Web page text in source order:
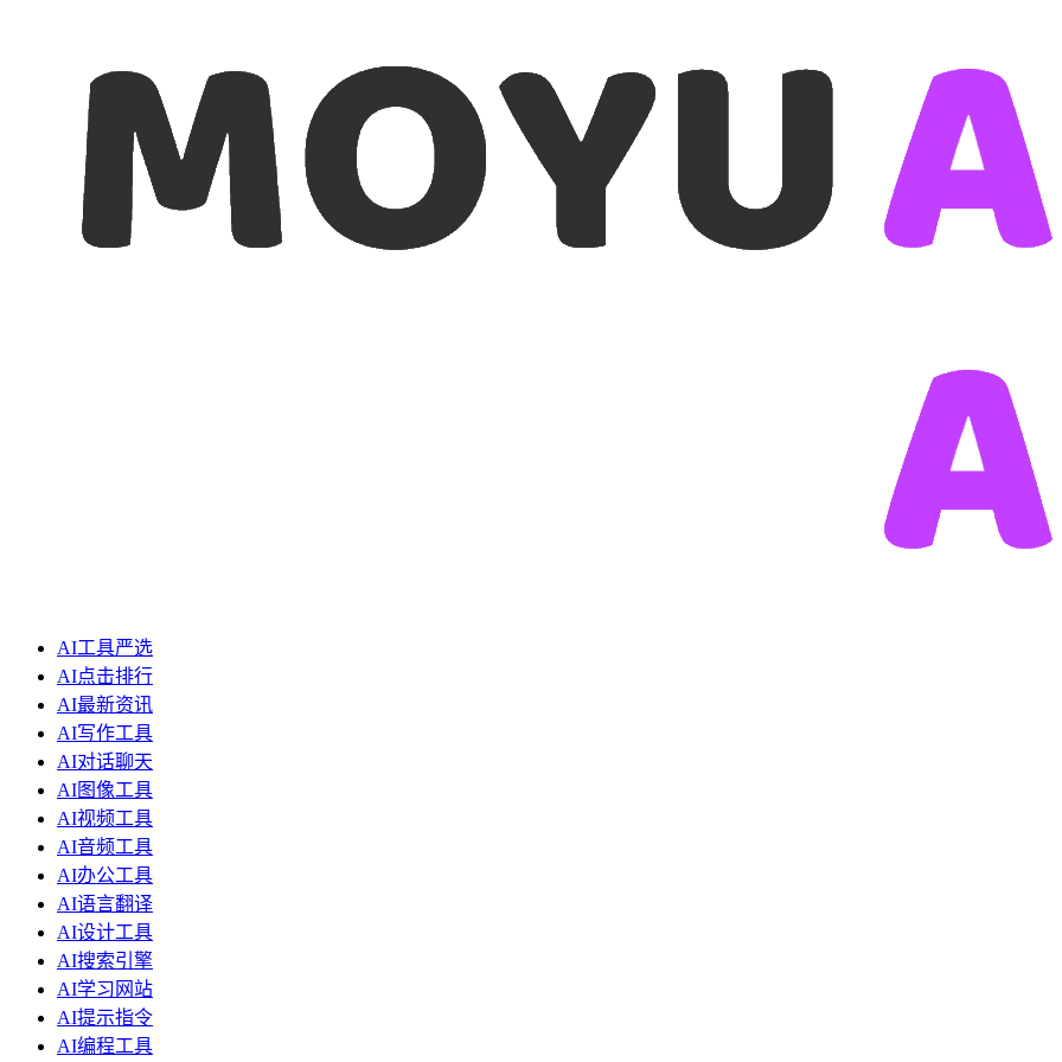
AI工具严选
AI点击排行
AI最新资讯
AI写作工具
AI对话聊天
AI图像工具
AI视频工具
AI音频工具
AI办公工具
AI语言翻译
AI设计工具
AI搜索引擎
AI学习网站
AI提示指令
AI编程工具